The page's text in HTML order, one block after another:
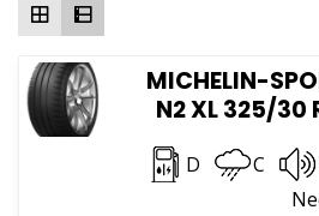
MICHELIN-
N2 XL 325/30
D C